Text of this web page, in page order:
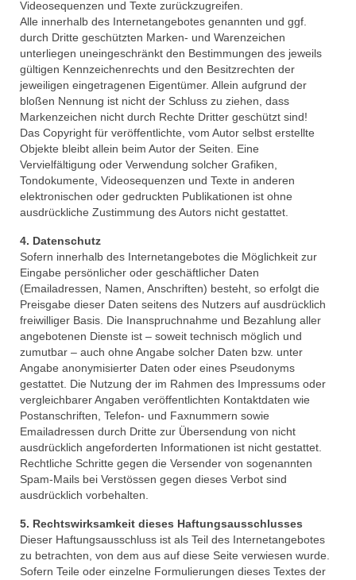
Rathaussturm 2019 und 55 Jahre MCC
Jubiläum
Faschingseröffnung 2018/2019
# Session 2017/2018
OKR Sitzung vom 25.10.2018
Jahreshaupt­versammlung 2018
MCC Gala 2018
Faschingseröffnung 2017/2018
# Session 2016/2017
MCC Gala 2017
Rathaussturm 2017
Faschingseröffnung 2016/2017
Herbsttagung des Fastnachtsverband
Franken in Memmelsdorf
# Session 2015/2016
MCC Gala 2016
Faschingseröffnung 2015/2016
# Session 2014/2015
Videosequenzen und Texte zurückzugreifen.
Alle innerhalb des Internetangebotes genannten und ggf.
durch Dritte geschützten Marken- und Warenzeichen
unterliegen uneingeschränkt den Bestimmungen des jeweils
gültigen Kennzeichenrechts und den Besitzrechten der
jeweiligen eingetragenen Eigentümer. Allein aufgrund der
bloßen Nennung ist nicht der Schluss zu ziehen, dass
Markenzeichen nicht durch Rechte Dritter geschützt sind!
Das Copyright für veröffentlichte, vom Autor selbst erstellte
Objekte bleibt allein beim Autor der Seiten. Eine
Vervielfältigung oder Verwendung solcher Grafiken,
Tondokumente, Videosequenzen und Texte in anderen
elektronischen oder gedruckten Publikationen ist ohne
ausdrückliche Zustimmung des Autors nicht gestattet.
4. Datenschutz
Sofern innerhalb des Internetangebotes die Möglichkeit zur
Eingabe persönlicher oder geschäftlicher Daten
(Emailadressen, Namen, Anschriften) besteht, so erfolgt die
Preisgabe dieser Daten seitens des Nutzers auf ausdrücklich
freiwilliger Basis. Die Inanspruchnahme und Bezahlung aller
angebotenen Dienste ist – soweit technisch möglich und
zumutbar – auch ohne Angabe solcher Daten bzw. unter
Angabe anonymisierter Daten oder eines Pseudonyms
gestattet. Die Nutzung der im Rahmen des Impressums oder
vergleichbarer Angaben veröffentlichten Kontaktdaten wie
Postanschriften, Telefon- und Faxnummern sowie
Emailadressen durch Dritte zur Übersendung von nicht
ausdrücklich angeforderten Informationen ist nicht gestattet.
Rechtliche Schritte gegen die Versender von sogenannten
Spam-Mails bei Verstössen gegen dieses Verbot sind
ausdrücklich vorbehalten.
5. Rechtswirksamkeit dieses Haftungsausschlusses
Dieser Haftungsausschluss ist als Teil des Internetangebotes
zu betrachten, von dem aus auf diese Seite verwiesen wurde.
Sofern Teile oder einzelne Formulierungen dieses Textes der